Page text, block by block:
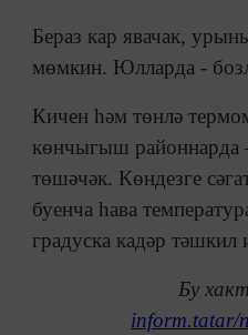
Бераз кар явачак,
мөмкин. Юлларда -
Кичен һәм төнлә
көнчыгыш районнарда
төшәчәк. Көндезге
буенча һава
градуска кадәр тәшкил
Бу
inform.tatar/